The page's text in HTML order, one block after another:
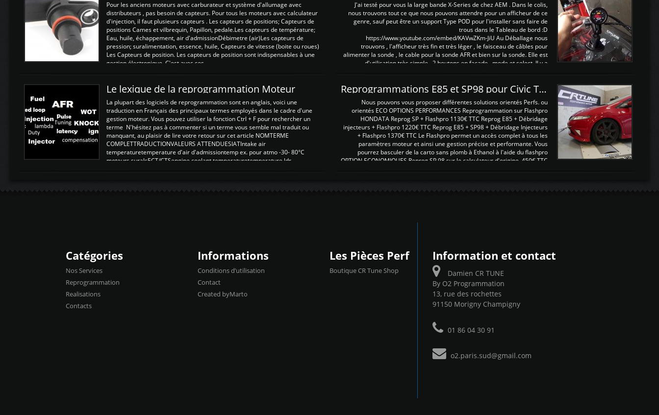
Pour les anciens moteurs avec carburateur et système d'allumage avec
distributeurs , pas besoin de capteurs. Pour tous les moteurs avec calculateur
d'injection, il faut plusieurs capteurs . Les capteurs de positions; Capteurs de
positions Cames et vilbrequin, Papillon, pedale.Les capteurs de température;
Eau, huile, échappement, air d'admissionDébimetre (air)Les capteurs de
pression; suralimentation, essence, huile, Capteurs de vitesse (boite ou roues)
Les Capteurs de position. Les capteurs de position sont indispensables à une
gestion électronique. C'est avec ces ...
J'ai testé pour vous la large bande X-Series de chez AEM . Dans le colis,
nous trouvons tout ce que nous pouvons attendre pour un afficheur de ce
genre, sauf peut être un support Type POD pour l'installer sans faire de
trous dans le Tableau de bord :D
https://www.youtube.com/embed/KAVwZKm-JiU Au Déballage nous
trouvons , l'afficheur très fin et très léger , le faisceau de câbles pour
alimenter la sonde , le cable pour la sonde AFR et bien sur la sonde. Elle est
d'utilisation très simple , 2 boutons en façade , mode et select. Il y a
Le lexique de la reprogrammation Moteur
La plupart des logiciels de reprogrammation sont en anglais, voici une
traduction en Français des principaux termes employés dans le cadre d'une
gestion moteur. Vous pouvez utiliser la fonction Ctrl + F pour rechercher un
terme N'hésitez pas à commenter si un terme vous semble mal traduit ou
manquant, au plaisir de lire votre retour sur cet article NOMTERME
COMPLETTRADUCTIONVALEURS ATTENDUESIATIntake air
temperaturetemperature d'air d'admissiontemp ex. pour atmo -30- 80°C
moteurs suralsECT/CTSengine coolant temperaturetemperature ldr
Reprogrammations E85 et SP98 pour Civic Type R FN2
Nous pouvons vous proposer différentes solutions orientés Perfs. ou
orientés ECO OPTIONS PERFORMANCES Reprogrammation sur Flashpro
HONDATA Reprog SP + Flashpro 1130€ TTC Reprog E85 + Débridage
injecteurs + Flashpro 1220€ TTC Reprog E85 + SP98 + Débridage Injecteurs
+ Flashpro 1370€ TTC Le Flashpro permet un accès complet à tous les
paramètres moteur et ainsi une gestion précise et performante. Vous
pourrez basculer de la carto sans plomb à Ethanol à l'aide du flashpro
OPTION ECONOMIQUES Reprog SP 98 sur le calculateur d'origine 450€ TTC
Catégories
Nos Services
Reprogrammation
Realisations
Contacts
Informations
Conditions d’utilisation
Contact
Created byMarto
Les Pièces Perf
Boutique CR Tune Shop
Information et contact
Damien CR TUNE
By O2 Programmation
13, rue des rochettes
91150 Morigny Champigny
01 86 04 30 91
o2.paris.sud@gmail.com